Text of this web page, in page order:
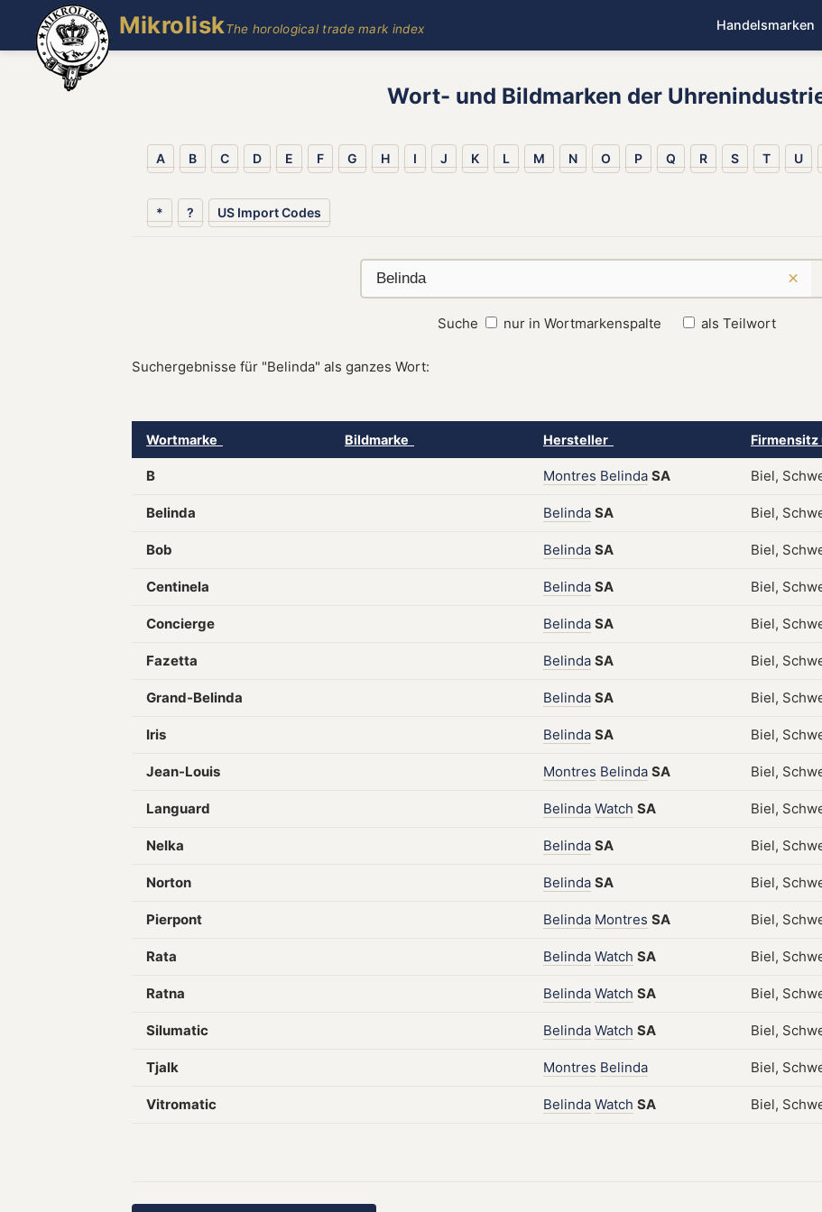
MikroliskThe horological trade mark index Handelsmarken
Wort- und Bildmarken der
A B C D E F G H I J K L M N O P Q R S T U
* ? US Import Codes
×
Suche nur in Wortmarkenspalte als Teilwort
Suchergebnisse für "Belinda" als ganzes Wort:
Wortmarke Bildmarke Hersteller Firmensitz
B Montres Belinda SA Biel,
Belinda Belinda SA Biel,
Bob Belinda SA Biel,
Centinela Belinda SA Biel,
Concierge Belinda SA Biel,
Fazetta Belinda SA Biel,
Grand-Belinda Belinda SA Biel,
Iris Belinda SA Biel,
Jean-Louis Montres Belinda SA Biel,
Languard Belinda Watch SA Biel,
Nelka Belinda SA Biel,
Norton Belinda SA Biel,
Pierpont Belinda Montres SA Biel,
Rata Belinda Watch SA Biel,
Ratna Belinda Watch SA Biel,
Silumatic Belinda Watch SA Biel,
Tjalk Montres Belinda Biel,
Vitromatic Belinda Watch SA Biel,